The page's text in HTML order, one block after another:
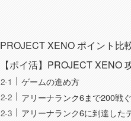
PROJECT XENO ポイント比
【ポイ活】PROJECT XENO
ゲームの進め方
アリーナランク6まで200戦
アリーナランク6に到達した